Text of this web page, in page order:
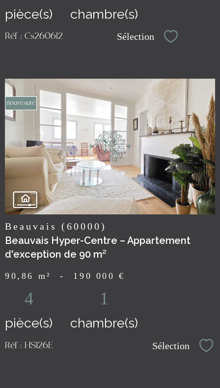
pièce(s) chambre(s)
Réf : Cs260612 Sélection
nouveauté
voir le
bien
Beauvais (60000)
Beauvais Hyper-Centre – Appartement
d'exception de 90 m²
90,86 m² - 190 000 €
4
pièce(s)
1
chambre(s)
Réf : HSI26E Sélection